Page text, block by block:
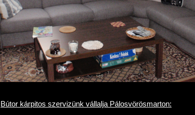
Bútor kárpitos szervizünk vállalja Pálosvörösmarton: